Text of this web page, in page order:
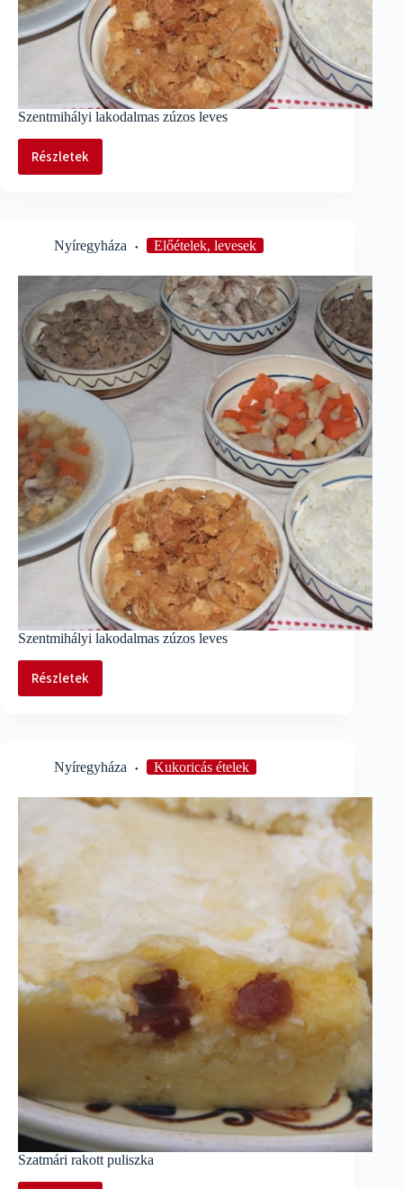
Szentmihályi lakodalmas zúzos leves
RészletekSzentmihályi
Nyíregyháza Előételek, levesek
Szentmihályi lakodalmas zúzos leves
RészletekSzentmihályi
Nyíregyháza Kukoricás ételek
Szatmári rakott puliszka